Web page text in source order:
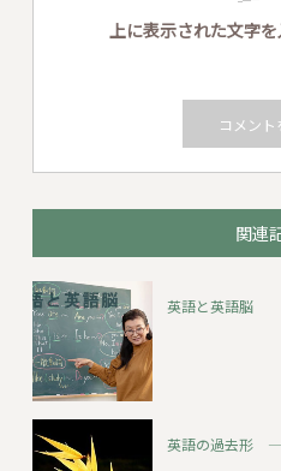
上に表示された文字を
関連
英語と英語脳
英語の過去形 ―